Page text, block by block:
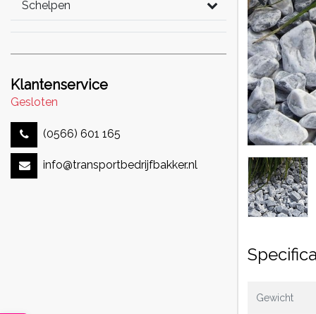
Schelpen
Klantenservice
Gesloten
(0566) 601 165
info@transportbedrijfbakker.nl
Gewicht